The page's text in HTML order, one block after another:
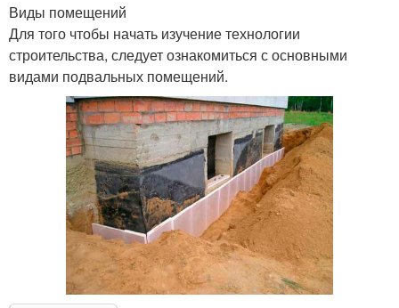
Виды помещений
Для того чтобы начать изучение технологии
строительства, следует ознакомиться с основными
видами подвальных помещений.